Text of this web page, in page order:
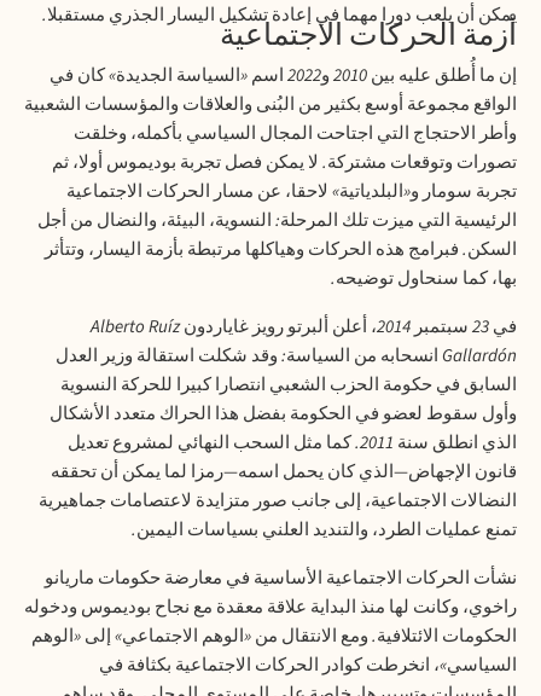
يمكن أن يلعب دورا مهما في إعادة تشكيل اليسار الجذري مستقبلا. أزمة الحركات الاجتماعية
إن ما أُطلق عليه بين2010و2022اسم«السياسة الجديدة»كان في
الواقع مجموعة أوسع بكثير من البُنى والعلاقات والمؤسسات الشعبية
وأطر الاحتجاج التي اجتاحت المجال السياسي بأكمله، وخلقت
تصورات وتوقعات مشتركة. لا يمكن فصل تجربة بوديموس أولا، ثم
تجربة سومار و«البلدياتية» لاحقا، عن مسار الحركات الاجتماعية
الرئيسية التي ميزت تلك المرحلة:النسوية، البيئة، والنضال من أجل
السكن.فبرامج هذه الحركات وهياكلها مرتبطة بأزمة اليسار، وتتأثر
بها، كما سنحاول توضيحه.
في23سبتمبر 2014، أعلن ألبرتو رويز غاياردونAlberto Ruíz
Gallardón انسحابه من السياسة:وقد شكلت استقالة وزير العدل
السابق في حكومة الحزب الشعبي انتصارا كبيرا للحركة النسوية
وأول سقوط لعضو في الحكومة بفضل هذا الحراك متعدد الأشكال
الذي انطلق سنة 2011. كما مثل السحب النهائي لمشروع تعديل
قانون الإجهاض—الذي كان يحمل اسمه—رمزا لما يمكن أن تحققه
النضالات الاجتماعية، إلى جانب صور متزايدة لاعتصامات جماهيرية
تمنع عمليات الطرد، والتنديد العلني بسياسات اليمين.
نشأت الحركات الاجتماعية الأساسية في معارضة حكومات ماريانو
راخوي، وكانت لها منذ البداية علاقة معقدة مع نجاح بوديموس ودخوله
الحكومات الائتلافية.ومع الانتقال من«الوهم الاجتماعي»إلى«الوهم
السياسي»، انخرطت كوادر الحركات الاجتماعية بكثافة في